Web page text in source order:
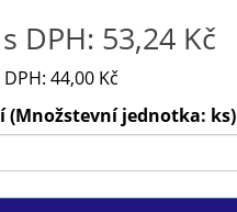
DPH: 53,24 Kč
44,00 Kč
(Množstevní jednotka: ks)